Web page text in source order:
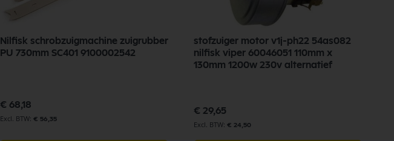
Nilfisk schrobzuigmachine zuigrubber
PU 730mm SC401 9100002542
€ 68,18
€ 56,35
stofzuiger motor v1j-ph22 54as082
nilfisk viper 60046051 110mm x
130mm 1200w 230v alternatief
€ 29,65
€ 24,50